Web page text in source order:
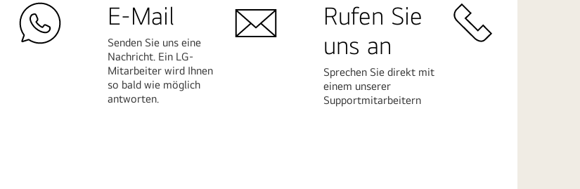
E-Mail
Senden Sie uns eine
Nachricht. Ein LG-
Mitarbeiter wird Ihnen
so bald wie möglich
antworten.
Rufen Sie
uns an
Sprechen Sie direkt mit
einem unserer
Supportmitarbeitern